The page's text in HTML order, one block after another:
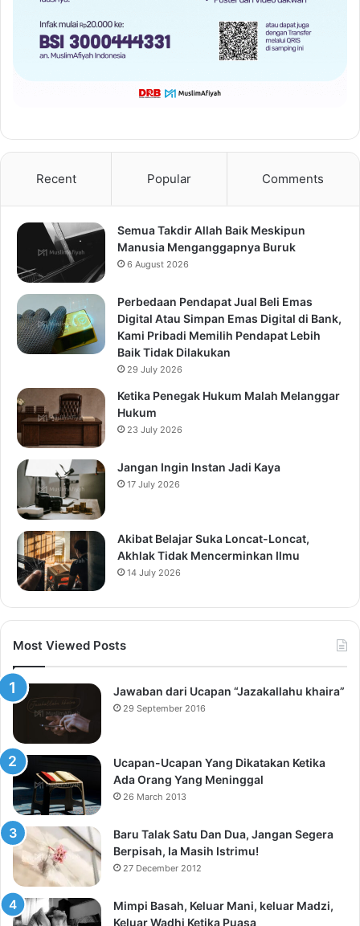
Recent Popular Comments
Semua Takdir Allah Baik Meskipun
Manusia Menganggapnya Buruk
6 August 2026
Perbedaan Pendapat Jual Beli Emas
Digital Atau Simpan Emas Digital di Bank,
Kami Pribadi Memilih Pendapat Lebih
Baik Tidak Dilakukan
29 July 2026
Ketika Penegak Hukum Malah Melanggar
Hukum
23 July 2026
Jangan Ingin Instan Jadi Kaya
17 July 2026
Akibat Belajar Suka Loncat-Loncat,
Akhlak Tidak Mencerminkan Ilmu
14 July 2026
Most Viewed Posts
Jawaban dari Ucapan “Jazakallahu khaira”
29 September 2016
Ucapan-Ucapan Yang Dikatakan Ketika
Ada Orang Yang Meninggal
26 March 2013
Baru Talak Satu Dan Dua, Jangan Segera
Berpisah, Ia Masih Istrimu!
27 December 2012
Mimpi Basah, Keluar Mani, keluar Madzi,
Keluar Wadhi Ketika Puasa